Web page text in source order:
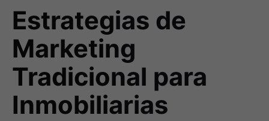
Estrategias de
Marketing
Tradicional para
Inmobiliarias